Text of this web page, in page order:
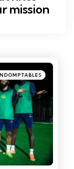
mission